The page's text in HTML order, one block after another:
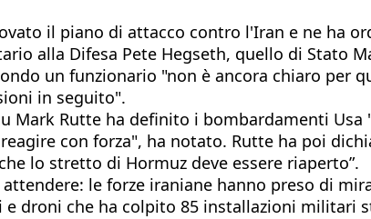
il piano di attacco contro l'Iran e ne ha
alla Difesa Pete Hegseth, quello di Stato
un funzionario "non è ancora chiaro
in seguito".
Mark Rutte ha definito i bombardamenti
con forza", ha notato. Rutte ha poi
lo stretto di Hormuz deve essere riaperto”.
le forze iraniane hanno preso di
droni che ha colpito 85 installazioni